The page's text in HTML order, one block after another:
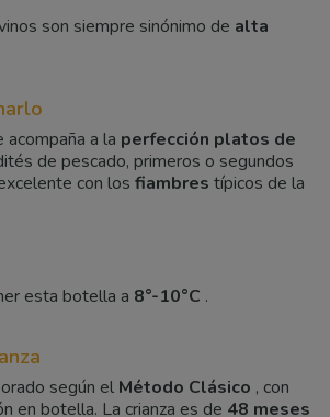
son siempre sinónimo de alta
acompaña a la perfección platos de
de pescado, primeros o segundos
con los fiambres típicos de la
esta botella a 8°-10°C .
según el Método Clásico , con
en botella. La crianza es de 48 meses